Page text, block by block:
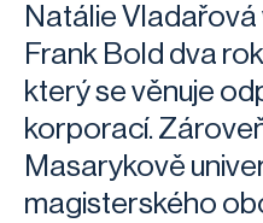
Natálie Vladařová
Frank Bold dva
který se věnuje
korporací.
Masarykově
magisterského